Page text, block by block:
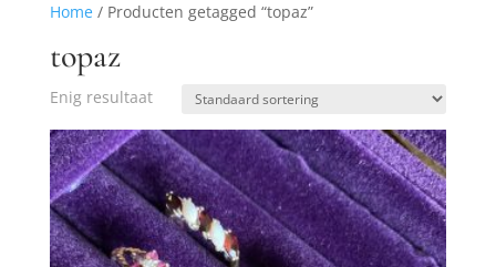
Home/ Producten getagged “topaz”
topaz
Enig resultaat